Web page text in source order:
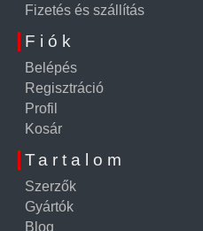
Fizetés és szállítás
Fiók
Belépés
Regisztráció
Profil
Kosár
Tartalom
Szerzők
Gyártók
Blog